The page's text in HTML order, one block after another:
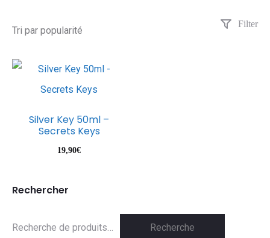
Filter
Silver Key 50ml –
Secrets Keys
19,90€
Rechercher
Recherche
Recherche